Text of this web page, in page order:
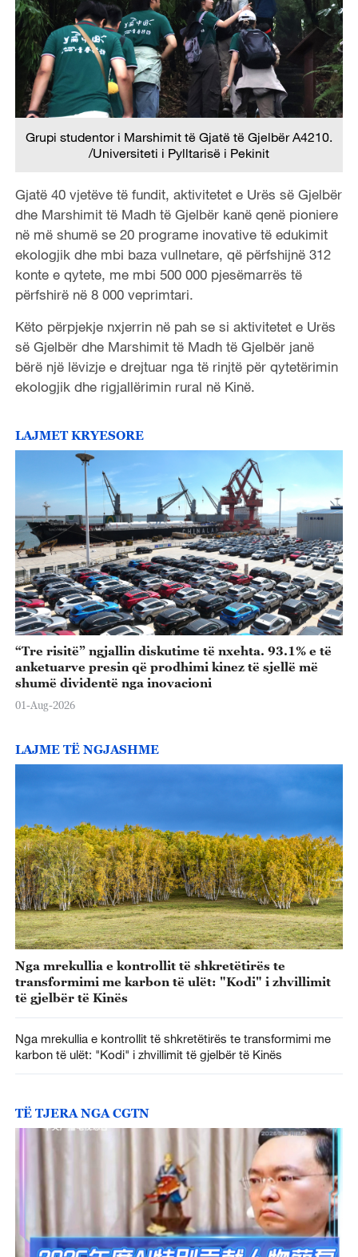
Grupi studentor i Marshimit të Gjatë të Gjelbër A4210.
/Universiteti i Pylltarisë i Pekinit
Gjatë 40 vjetëve të fundit, aktivitetet e Urës së Gjelbër
dhe Marshimit të Madh të Gjelbër kanë qenë pioniere
në më shumë se 20 programe inovative të edukimit
ekologjik dhe mbi baza vullnetare, që përfshijnë 312
konte e qytete, me mbi 500 000 pjesëmarrës të
përfshirë në 8 000 veprimtari.
Këto përpjekje nxjerrin në pah se si aktivitetet e Urës
së Gjelbër dhe Marshimit të Madh të Gjelbër janë
bërë një lëvizje e drejtuar nga të rinjtë për qytetërimin
ekologjik dhe rigjallërimin rural në Kinë.
LAJMET KRYESORE
“Tre risitë” ngjallin diskutime të nxehta. 93.1% e të
anketuarve presin që prodhimi kinez të sjellë më
shumë dividentë nga inovacioni
01-Aug-2026
LAJME TË NGJASHME
Nga mrekullia e kontrollit të shkretëtirës te
transformimi me karbon të ulët: "Kodi" i zhvillimit
të gjelbër të Kinës
Nga mrekullia e kontrollit të shkretëtirës te transformimi me
karbon të ulët: "Kodi" i zhvillimit të gjelbër të Kinës
TË TJERA NGA CGTN